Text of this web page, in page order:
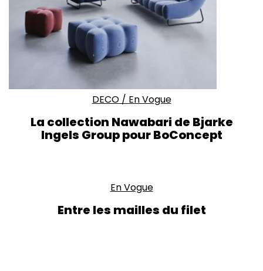
DECO/ En Vogue
La collection Nawabari de Bjarke
Ingels Group pour BoConcept
En Vogue
Entre les mailles du filet